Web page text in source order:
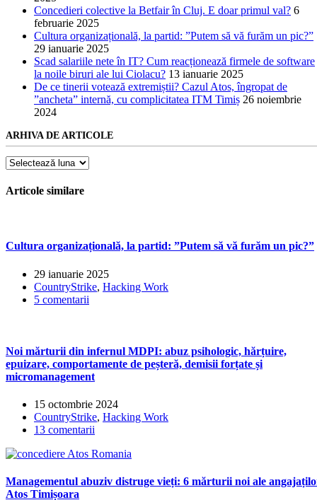
Concedieri colective la Betfair în Cluj. E doar primul val? 6
februarie 2025
Cultura organizațională, la partid: ”Putem să vă furăm un pic?”
29 ianuarie 2025
Scad salariile nete în IT? Cum reacționează firmele de software
la noile biruri ale lui Ciolacu? 13 ianuarie 2025
De ce tinerii votează extremiștii? Cazul Atos, îngropat de
”ancheta” internă, cu complicitatea ITM Timiș 26 noiembrie
2024
ARHIVA DE ARTICOLE
Arhiva
articole
Articole similare
Cultura organizațională, la partid: ”Putem să vă furăm un pic?”
29 ianuarie 2025
CountryStrike, Hacking Work
5 comentarii
Noi mărturii din infernul MDPI: abuz psihologic, hărțuire,
epuizare, comportamente de peșteră, demisii forțate și
micromanagement
15 octombrie 2024
CountryStrike, Hacking Work
13 comentarii
Managementul abuziv distruge vieți: 6 mărturii noi ale
Atos Timișoara